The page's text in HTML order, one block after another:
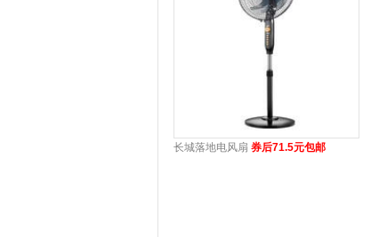
长城落地电风扇 券后71.5元包邮